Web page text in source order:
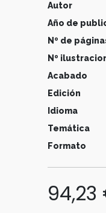
Autor
Año de
Nº de
Nº
Acabado
Edición
Idioma
Temática
Formato
94,23